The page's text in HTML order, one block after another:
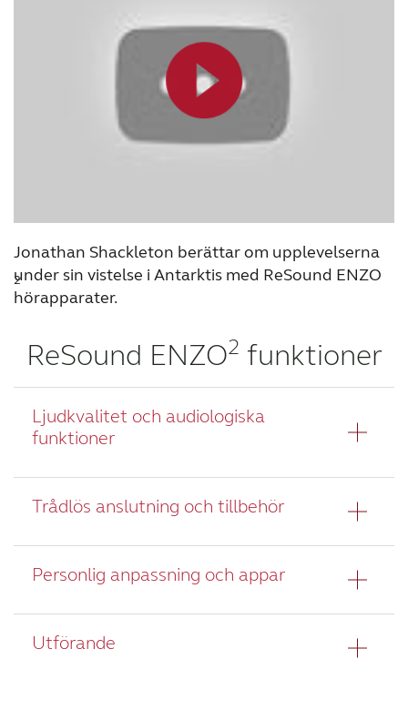
Jonathan Shackleton berättar om upplevelserna
under sin vistelse i Antarktis med ReSound ENZO
2
hörapparater.
ReSound ENZO2 funktioner
Ljudkvalitet och audiologiska
funktioner
Ljudkvalitet
Trådlös anslutning och tillbehör
Streaming och anslutning
Personlig anpassning och appar
Skräddarsy
Utförande